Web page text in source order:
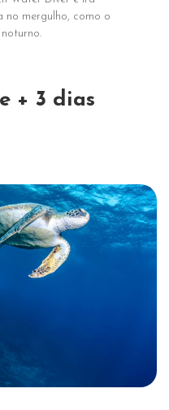
no mergulho, como o
+ 3 dias